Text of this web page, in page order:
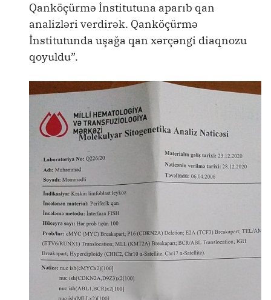
Qanköçürmə İnstitutuna aparıb qan
analizləri verdirək. Qanköçürmə
İnstitutunda uşağa qan xərçəngi diaqnozu
qoyuldu”.